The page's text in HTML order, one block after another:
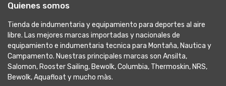
Quienes somos
Tienda de indumentaria y equipamiento para deportes al aire
libre. Las mejores marcas importadas y nacionales de
equipamiento e indumentaria tecnica para Montaña, Nautica y
Campamento. Nuestras principales marcas son Ansilta,
Salomon, Rooster Sailing, Bewolk, Columbia, Thermoskin, NRS,
Bewolk, Aquafloat y mucho màs.